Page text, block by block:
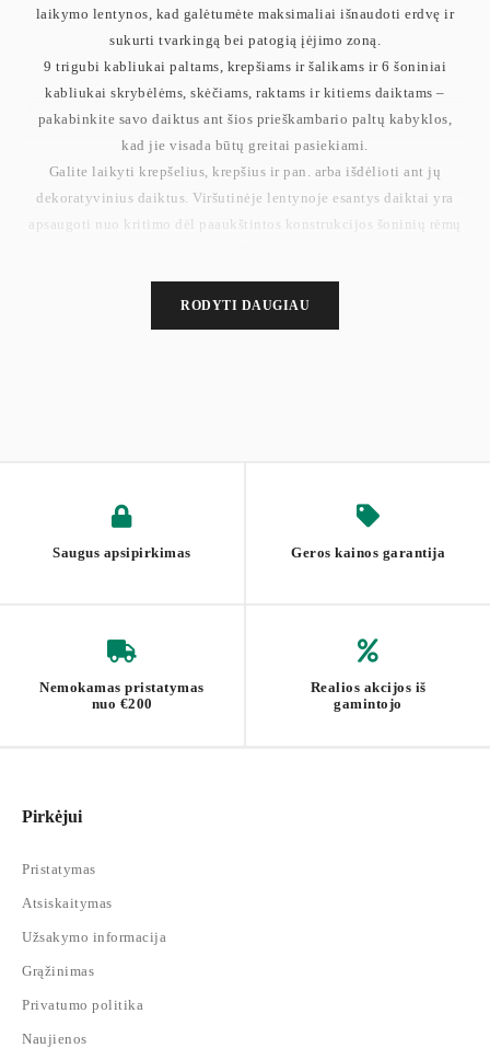
laikymo lentynos, kad galėtumėte maksimaliai išnaudoti erdvę ir
sukurti tvarkingą bei patogią įėjimo zoną.
9 trigubi kabliukai paltams, krepšiams ir šalikams ir 6 šoniniai
kabliukai skrybėlėms, skėčiams, raktams ir kitiems daiktams –
pakabinkite savo daiktus ant šios prieškambario paltų kabyklos,
kad jie visada būtų greitai pasiekiami.
Galite laikyti krepšelius, krepšius ir pan. arba išdėlioti ant jų
dekoratyvinius daiktus. Viršutinėje lentynoje esantys daiktai yra
apsaugoti nuo kritimo dėl paaukštintos konstrukcijos šoninių rėmų
lentyna kairėje yra reguliuojamo aukščio, leidžianti lanksčiai
sutalpinti įvairaus dydžio batus.
Maks. statinė trigubo kablio apkrova: 5 kg
RODYTI DAUGIAU
Saugus apsipirkimas Geros kainos garantija
Nemokamas pristatymas
nuo €200
Realios akcijos iš
gamintojo
Pirkėjui
Pristatymas
Atsiskaitymas
Užsakymo informacija
Grąžinimas
Privatumo politika
Naujienos